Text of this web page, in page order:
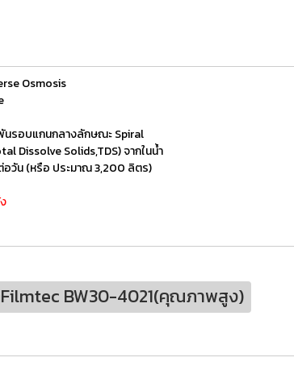
Osmosis
นรอบแกนกลางลักษณะ Spiral
Dissolve Solids,TDS) จากในน้ำ
วัน (หรือ ประมาณ 3,200 ลิตร)
Filmtec BW30-4021(คุณภาพสูง)